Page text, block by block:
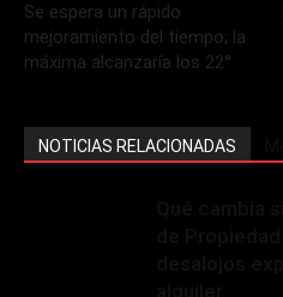
Se espera un rápido
mejoramiento del tiempo; la
máxima alcanzaría los 22°
NOTICIAS RELACIONADAS